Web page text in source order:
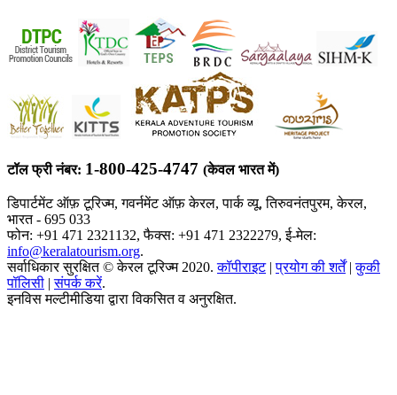
टॉल फ्री नंबर: 1-800-425-4747 (केवल भारत में)
डिपार्टमेंट ऑफ़ टूरिज्म, गवर्नमेंट ऑफ़ केरल, पार्क व्यू, तिरुवनंतपुरम, केरल,
भारत - 695 033
फोन: +91 471 2321132, फैक्स: +91 471 2322279, ई-मेल:
info@keralatourism.org.
सर्वाधिकार सुरक्षित © केरल टूरिज्म 2020.कॉपीराइट|प्रयोग की शर्तें|कुकी
पॉलिसी |संपर्क करें.
इनविस मल्टीमीडिया द्वारा विकसित व अनुरक्षित.